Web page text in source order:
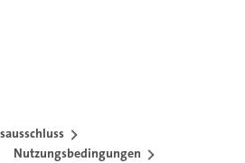
Nutzungsbedingungen